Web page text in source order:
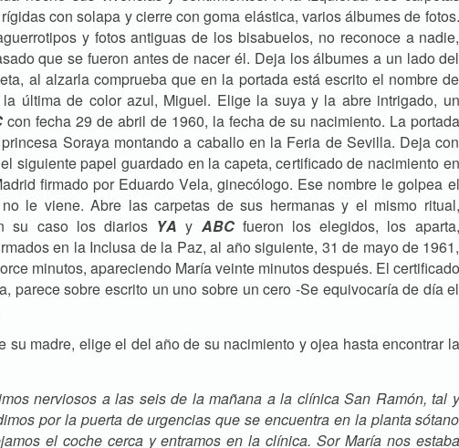
con solapa y cierre con goma elástica, varios álbumes de fotos.
y fotos antiguas de los bisabuelos, no reconoce a nadie,
que se fueron antes de nacer él. Deja los álbumes a un lado del
al alzarla comprueba que en la portada está escrito el nombre de
última de color azul, Miguel. Elige la suya y la abre intrigado, un
con fecha 29 de abril de 1960, la fecha de su nacimiento. La portada
Soraya montando a caballo en la Feria de Sevilla. Deja con
siguiente papel guardado en la capeta, certificado de nacimiento en
firmado por Eduardo Vela, ginecólogo. Ese nombre le golpea el
le viene. Abre las carpetas de sus hermanas y el mismo ritual,
su caso los diarios YA y ABCfueron los elegidos, los aparta,
en la Inclusa de la Paz, al año siguiente, 31 de mayo de 1961,
minutos, apareciendo María veinte minutos después. El certificado
parece sobre escrito un uno sobre un cero -Se equivocaría de día el
su madre, elige el del año de su nacimiento y ojea hasta encontrar la
nerviosos a las seis de la mañana a la clínica San Ramón, tal y
por la puerta de urgencias que se encuentra en la planta sótano
el coche cerca y entramos en la clínica. Sor María nos estaba